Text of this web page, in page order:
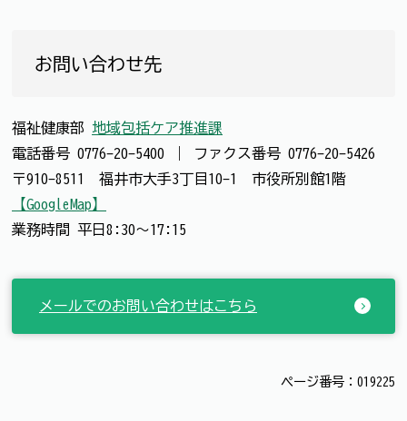
お問い合わせ先
福祉健康部 地域包括ケア推進課
電話番号 0776-20-5400 ファクス番号 0776-20-5426
〒910-8511 福井市大手3丁目10-1 市役所別館1階
【GoogleMap】
業務時間 平日8:30～17:15
メールでのお問い合わせはこちら
ページ番号：019225